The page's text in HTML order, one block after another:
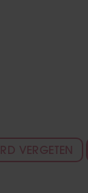
VERGETEN